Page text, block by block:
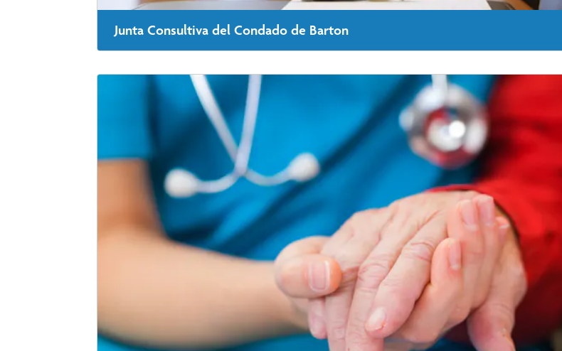
Junta Consultiva del Condado de Barton